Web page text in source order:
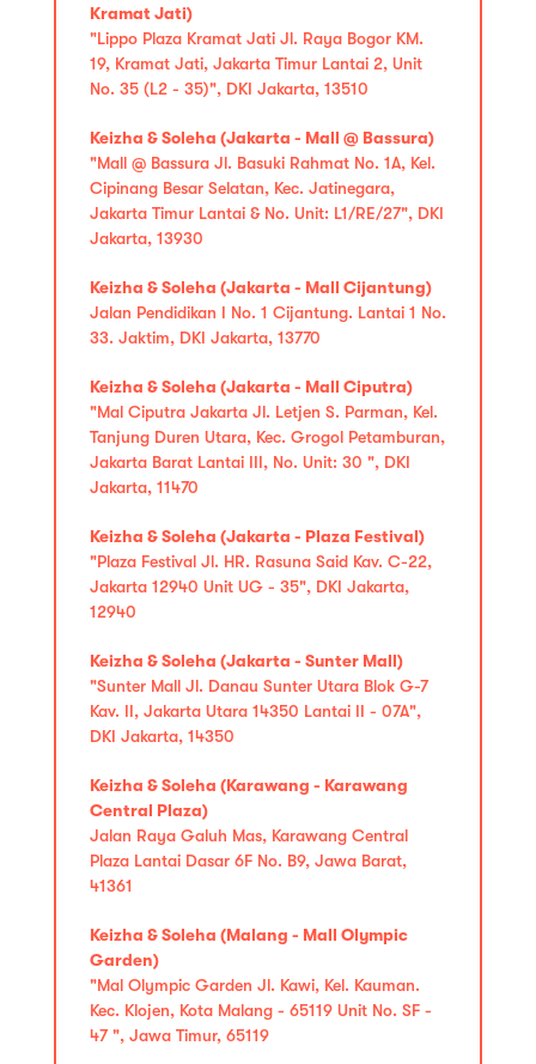
Kramat Jati)
"Lippo Plaza Kramat Jati Jl. Raya Bogor KM.
19, Kramat Jati, Jakarta Timur Lantai 2, Unit
No. 35 (L2 - 35)", DKI Jakarta, 13510
Keizha & Soleha (Jakarta - Mall @ Bassura)
"Mall @ Bassura Jl. Basuki Rahmat No. 1A, Kel.
Cipinang Besar Selatan, Kec. Jatinegara,
Jakarta Timur Lantai & No. Unit: L1/RE/27", DKI
Jakarta, 13930
Keizha & Soleha (Jakarta - Mall Cijantung)
Jalan Pendidikan I No. 1 Cijantung. Lantai 1 No.
33. Jaktim, DKI Jakarta, 13770
Keizha & Soleha (Jakarta - Mall Ciputra)
"Mal Ciputra Jakarta Jl. Letjen S. Parman, Kel.
Tanjung Duren Utara, Kec. Grogol Petamburan,
Jakarta Barat Lantai III, No. Unit: 30 ", DKI
Jakarta, 11470
Keizha & Soleha (Jakarta - Plaza Festival)
"Plaza Festival Jl. HR. Rasuna Said Kav. C-22,
Jakarta 12940 Unit UG - 35", DKI Jakarta,
12940
Keizha & Soleha (Jakarta - Sunter Mall)
"Sunter Mall Jl. Danau Sunter Utara Blok G-7
Kav. II, Jakarta Utara 14350 Lantai II - 07A",
DKI Jakarta, 14350
Keizha & Soleha (Karawang - Karawang
Central Plaza)
Jalan Raya Galuh Mas, Karawang Central
Plaza Lantai Dasar 6F No. B9, Jawa Barat,
41361
Keizha & Soleha (Malang - Mall Olympic
Garden)
"Mal Olympic Garden Jl. Kawi, Kel. Kauman.
Kec. Klojen, Kota Malang - 65119 Unit No. SF -
47 ", Jawa Timur, 65119